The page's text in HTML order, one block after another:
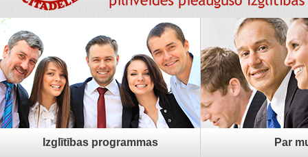
Izglītības programmas Par